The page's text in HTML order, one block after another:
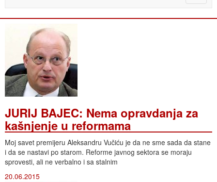
JURIJ BAJEC: Nema opravdanja za
kašnjenje u reformama
Moj savet premijeru Aleksandru Vučiću je da ne sme sada da stane
i da se nastavi po starom. Reforme javnog sektora se moraju
sprovesti, ali ne verbalno i sa stalnim
20.06.2015